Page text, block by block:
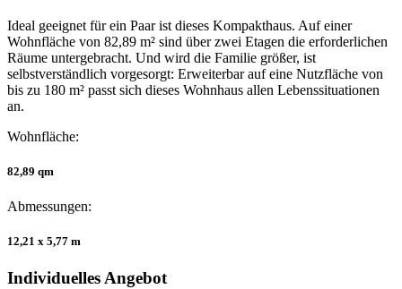
Ideal geeignet für ein Paar ist dieses Kompakthaus. Auf einer
Wohnfläche von 82,89 m² sind über zwei Etagen die erforderlichen
Räume untergebracht. Und wird die Familie größer, ist
selbstverständlich vorgesorgt: Erweiterbar auf eine Nutzfläche von
bis zu 180 m² passt sich dieses Wohnhaus allen Lebenssituationen
an.
Wohnfläche:
82,89 qm
Abmessungen:
12,21 x 5,77 m
Individuelles Angebot